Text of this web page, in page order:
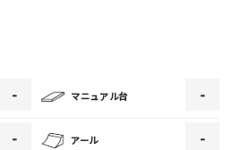
"写真の解説※任意]
- マニュアル台 -
- アール -